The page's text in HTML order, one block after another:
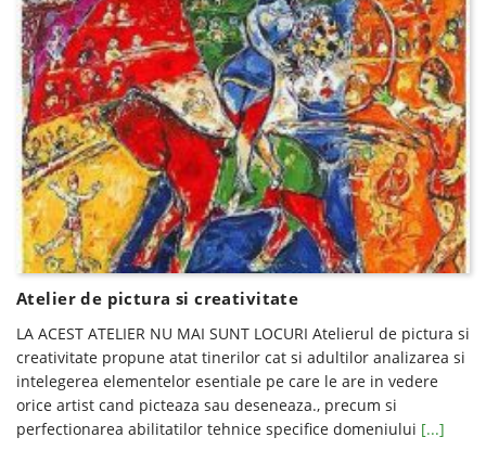
Atelier de pictura si creativitate
LA ACEST ATELIER NU MAI SUNT LOCURI Atelierul de pictura si
creativitate propune atat tinerilor cat si adultilor analizarea si
intelegerea elementelor esentiale pe care le are in vedere
orice artist cand picteaza sau deseneaza., precum si
perfectionarea abilitatilor tehnice specifice domeniului [...]